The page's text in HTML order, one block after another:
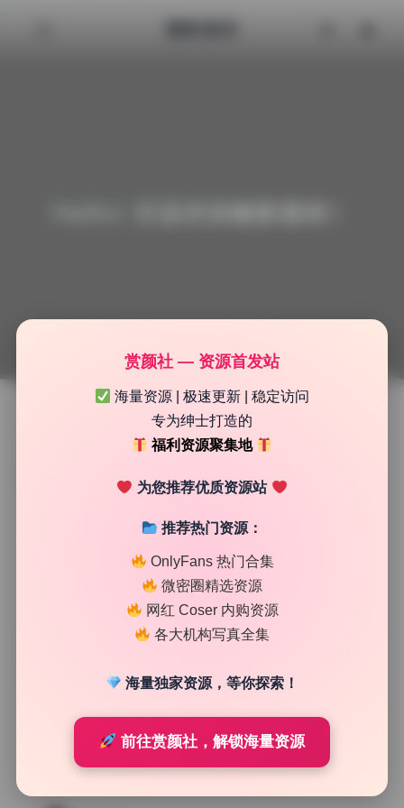
翎柒菜菜 写真合集14套3.5G 精选高清 持续更新
赏颜社 — 资源首发站
海量资源 | 极速更新 | 稳定访问
专为绅士打造的
福利资源聚集地
为您推荐优质资源站
推荐热门资源：
OnlyFans 热门合集
微密圈精选资源
网红 Coser 内购资源
各大机构写真全集
海量独家资源，等你探索！
前往赏颜社，解锁海量资源